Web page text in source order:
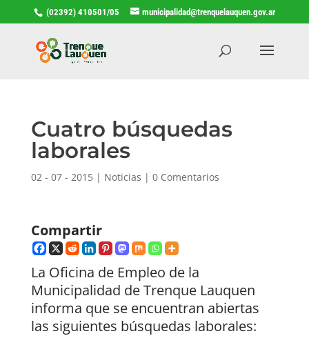
(02392) 410501/05 municipalidad@trenquelauquen.gov.ar
Cuatro búsquedas
laborales
02 - 07 - 2015| Noticias | 0 Comentarios
Compartir
La Oficina de Empleo de la
Municipalidad de Trenque Lauquen
informa que se encuentran abiertas
las siguientes búsquedas laborales: